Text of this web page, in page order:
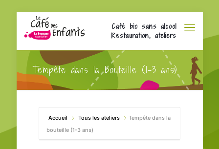
Café bio sans alcool
Restauration, ateliers
Tempête dans la bouteille (1-3 ans)
Accueil Tous les ateliers
Tempête dans la
bouteille (1-3 ans)